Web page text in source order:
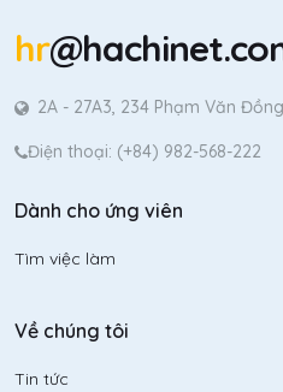
hr
2A - 27A3, 234 Phạm Văn
Điện thoại: (+84) 982-568-222
Dành cho ứng viên
Tìm việc làm
Về chúng tôi
Tin tức